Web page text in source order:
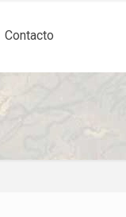
Contacto